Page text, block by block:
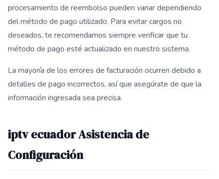
procesamiento de reembolso pueden variar dependiendo
del método de pago utilizado. Para evitar cargos no
deseados, te recomendamos siempre verificar que tu
método de pago esté actualizado en nuestro sistema.
La mayoría de los errores de facturación ocurren debido a
detalles de pago incorrectos, así que asegúrate de que la
información ingresada sea precisa.
iptv ecuador Asistencia de
Configuración